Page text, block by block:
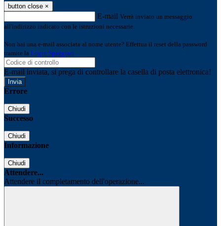
button close ×
E-mail Verrà inviato un messaggio
all'indirizzo indicato con le istruzioni necessarie.
Non hai una e-mail associata al nome utente? Effettua il reset della password
tramite la Login Spaggiari
E-mail inviata, si prega di controllare la casella di posta elettronica!
Errore
Chiudi
Successo
Chiudi
Informazione
Chiudi
Attendere...
Attendere il completamento dell'operazione...